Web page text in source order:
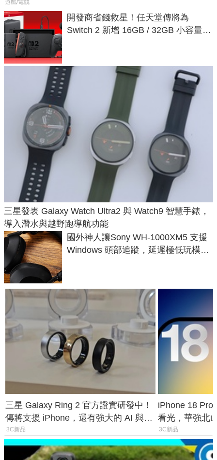
遊戲/電競
開發商省錢救星！任天堂傳將為
Switch 2 新增 16GB / 32GB 小容量遊
三星發表 Galaxy Watch Ultra2 與 Watch9 智慧手錶，
導入潛水與越野跑導航功能
國外神人讓Sony WH-1000XM5 支援
Windows 頭部追蹤，延遲極低玩模擬
三星 Galaxy Ring 2 官方證實研發中！
傳將支援 iPhone，還有強大的 AI 與智
慧家電連動功能
3C新品
iPhone 18 Pro
看光，華強北
山寨機無法復
3C新品